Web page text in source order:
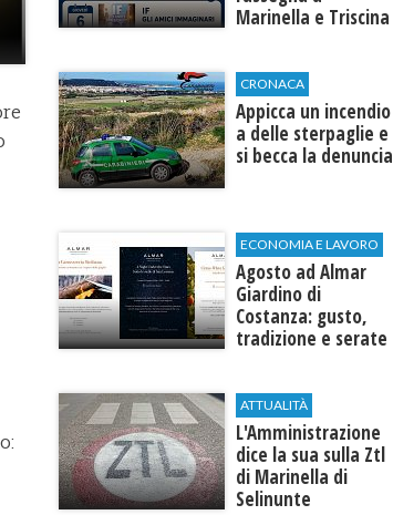
Marinella e Triscina
CRONACA
Appicca un incendio
a delle sterpaglie e
si becca la denuncia
ECONOMIA E LAVORO
Agosto ad Almar
Giardino di
Costanza: gusto,
tradizione e serate
esterni
ATTUALITÀ
L'Amministrazione
dice la sua sulla Ztl
di Marinella di
Selinunte